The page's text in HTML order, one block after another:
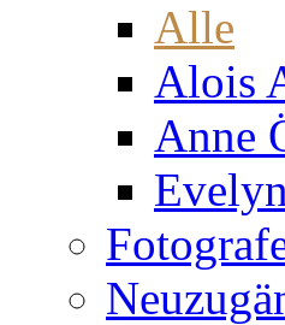
Alle
Alois
Anne